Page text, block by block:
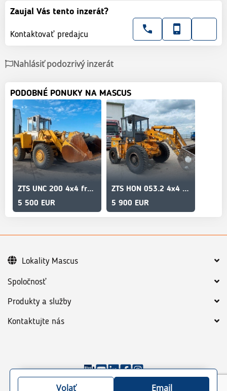
Zaujal Vás tento inzerát?
Kontaktovať predajcu
Nahlásiť podozrivý inzerát
PODOBNÉ PONUKY NA MASCUS
ZTS UNC 200 4x4 frontloader vin 617
5 500 EUR
ZTS HON 053.2 4x4 frontloader vin 604
5 900 EUR
Spoločnosť
Produkty a služby
Kontaktujte nás
2026 Mascus Všeobecné podmienky
Lokality Mascus
Volať Email